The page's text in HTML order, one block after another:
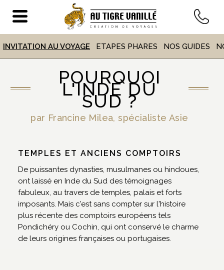
VOYAGE
EN INDE DU SUD
DESTINATIONS > VOYAGE EN INDE DU SUD
INVITATION AU VOYAGE ETAPES PHARES NOS GUIDES
POURQUOI
L'INDE DU
SUD ?
par Francine Milea, spécialiste Asie
TEMPLES ET ANCIENS COMPTOIRS
De puissantes dynasties, musulmanes ou hindoues,
ont laissé en Inde du Sud des témoignages
fabuleux, au travers de temples, palais et forts
imposants. Mais c'est sans compter sur l'histoire
plus récente des comptoirs européens tels
Pondichéry ou Cochin, qui ont conservé le charme
de leurs origines françaises ou portugaises.